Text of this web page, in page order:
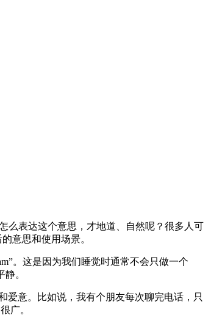
么表达这个意思，才地道、自然呢？很多人可
意思和使用场景。
。这是因为我们睡觉时通常不会只做一个
。
爱意。比如说，我有个朋友每次聊完电话，只
广。